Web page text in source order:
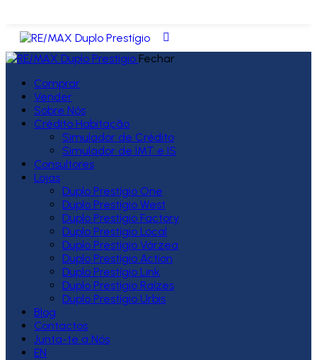
Fechar
Comprar
Vender
Sobre Nós
Crédito Habitação
Simulador de Crédito
Simulador de IMT e IS
Consultores
Lojas
Duplo Prestígio One
Duplo Prestígio West
Duplo Prestígio Factory
Duplo Prestígio Local
Duplo Prestígio Várzea
Duplo Prestígio Action
Duplo Prestígio Link
Duplo Prestígio Raízes
Duplo Prestígio Urbis
Blog
Contactos
Junta-te a Nós
EN